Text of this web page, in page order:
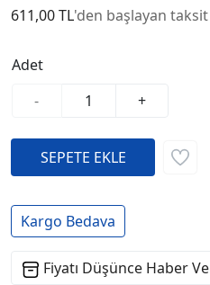
611,00 TL'den başlayan
Adet
-
+
Kargo Bedava
Fiyatı Düşünce Haber